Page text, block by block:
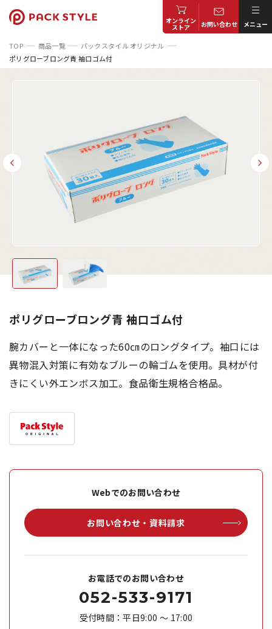
オンライン
ストア お問い合わせ メニュー
TOP 商品一覧
パックスタイル オリジナル
ポリグローブロング青 袖口ゴム付
ポリグローブロング青 袖口ゴム付
腕カバーと一体になった60㎝のロングタイプ。袖口には
異物混入対策に有効なブルーの輪ゴムを使用。具材が付
きにくい外エンボス加工。食品衛生規格合格品。
Webでのお問い合わせ
お問い合わせ・資料請求
お電話でのお問い合わせ
052-533-9171
受付時間：平日9:00 ～ 17:00